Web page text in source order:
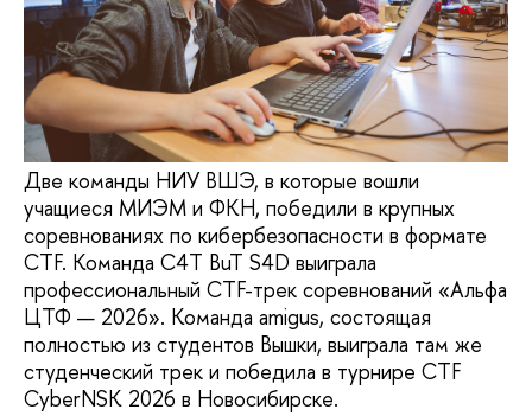
Две команды НИУ ВШЭ, в которые вошли
учащиеся МИЭМ и ФКН, победили в крупных
соревнованиях по кибербезопасности в формате
CTF. Команда C4T BuT S4D выиграла
профессиональный CTF-трек соревнований «Альфа
ЦТФ — 2026». Команда amigus, состоящая
полностью из студентов Вышки, выиграла там же
студенческий трек и победила в турнире CTF
CyberNSK 2026 в Новосибирске.